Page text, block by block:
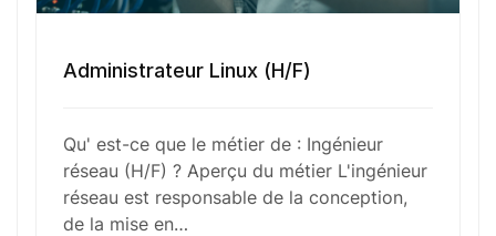
Sélectionner une agence Oxygène Intérim/ BTT
Glisser & déposer les fichiers ici
ou
Administrateur Linux (H/F)
Qu' est-ce que le métier de : Ingénieur
réseau (H/F) ? Aperçu du métier L'ingénieur
réseau est responsable de la conception,
de la mise en…